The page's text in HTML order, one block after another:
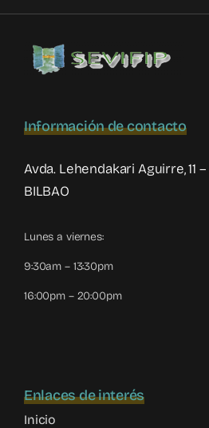
Información de contacto
Avda. Lehendakari Aguirre, 11
BILBAO
Lunes a viernes:
9:30am – 13:30pm
16:00pm – 20:00pm
Enlaces de interés
Inicio